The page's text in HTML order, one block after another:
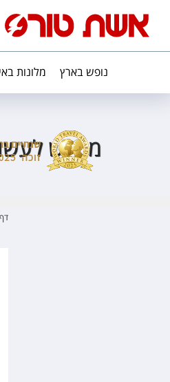
נופש בארץ מלונות
מה יש